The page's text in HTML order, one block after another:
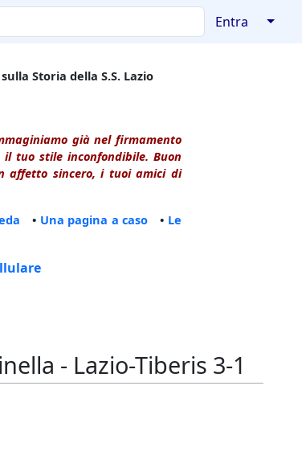
Entra ↓
Storia della S.S. Lazio
già nel firmamento
tuo stile inconfondibile. Buon
affetto sincero, i tuoi amici di
• Una pagina a caso • Le
- Lazio-Tiberis 3-1